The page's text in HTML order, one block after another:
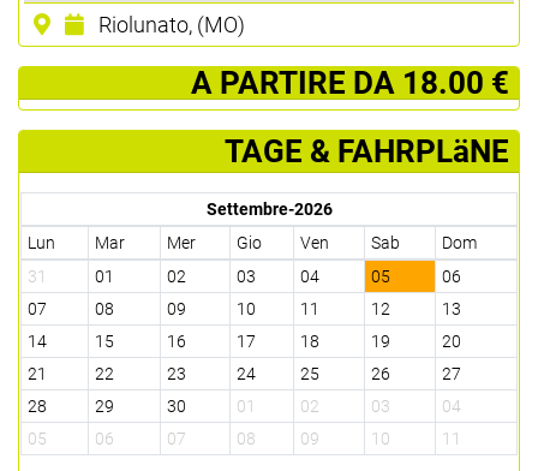
Riolunato, (MO)
­ A PARTIRE DA 18.00 €
TAGE & FAHRPLäNE
Settembre-2026
Lun
Mar Mer Gio Ven Sab
Dom
31
01 02 03 04 05
06
07
08 09 10 11 12
13
14
15 16 17 18 19
20
21
22 23 24 25 26
27
28
29 30 01 02 03
04
05
06 07 08 09 10 11